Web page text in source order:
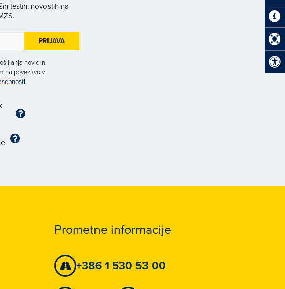
testih, novostih na
novic in
na povezavo v
.
PRIJAVA
Prometne informacije
+386 1 530 53 00